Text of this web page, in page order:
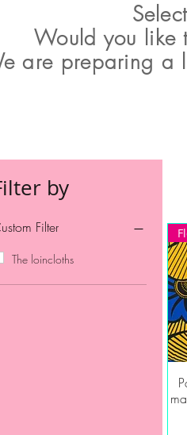
Would you like
are preparing a
by
Filter
The loincloths